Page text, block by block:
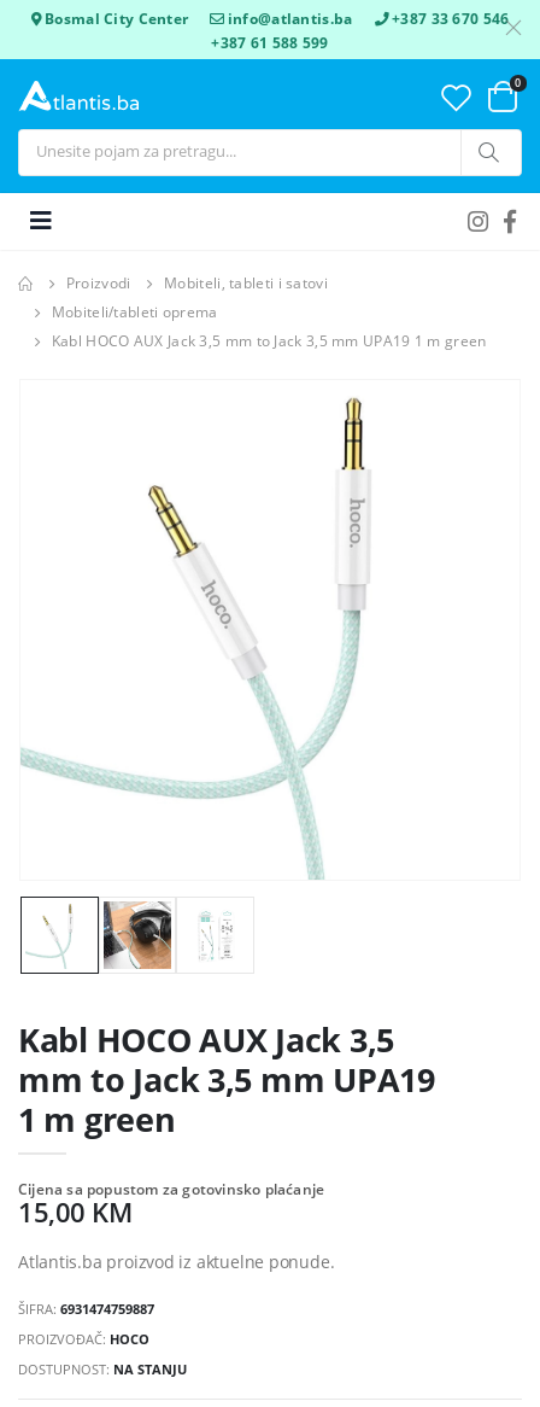
Bosmal City Center info@atlantis.ba
+387 33 670 546
+387 61 588 599
0
Proizvodi
Mobiteli, tableti i satovi
Mobiteli/tableti oprema
Kabl HOCO AUX Jack 3,5 mm to Jack 3,5 mm UPA19 1 m green
Kabl HOCO AUX Jack 3,5
mm to Jack 3,5 mm UPA19
1 m green
Cijena sa popustom za gotovinsko plaćanje
15,00 KM
Atlantis.ba proizvod iz aktuelne ponude.
ŠIFRA:6931474759887
PROIZVOĐAČ: HOCO
DOSTUPNOST: NA STANJU